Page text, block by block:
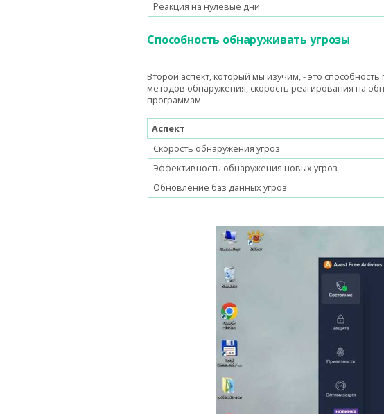
Реакция на нулевые дни
Способность обнаруживать угрозы
Второй аспект, который мы изучим, - это
методов обнаружения, скорость реагирования на
программам.
Аспект
Скорость обнаружения угроз
Эффективность обнаружения новых угроз
Обновление баз данных угроз